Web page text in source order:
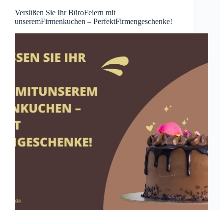
Versüßen Sie Ihr BüroFeiern mit
unseremFirmenkuchen – PerfektFirmengeschenke!